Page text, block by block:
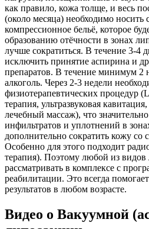
как правило, кожа толще, и весь
(около месяца) необходимо носить
компрессионное бельё, которое
образованию отёчности в зонах
лучше сократиться. В течение 3-4
исключить принятие аспирина и
препаратов. В течение минимум 2
алкоголь. Через 2-3 недели
физиотерапевтических процедур
терапия, ультразвуковая
лечебный массаж), что
инфильтратов и уплотнений в
дополнительно сократить кожу со
Особенно для этого подходит
терапия). Поэтому любой из видов
рассматривать в комплексе с
реабилитации. Это всегда
результатов в любом возрасте.
Видео о Вакуумной